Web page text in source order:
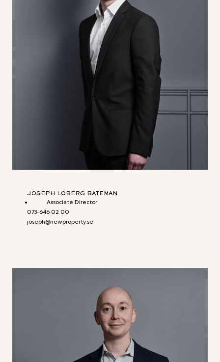
JOSEPH LOBERG BATEMAN
Associate Director
073-646 02 00
joseph@newproperty.se